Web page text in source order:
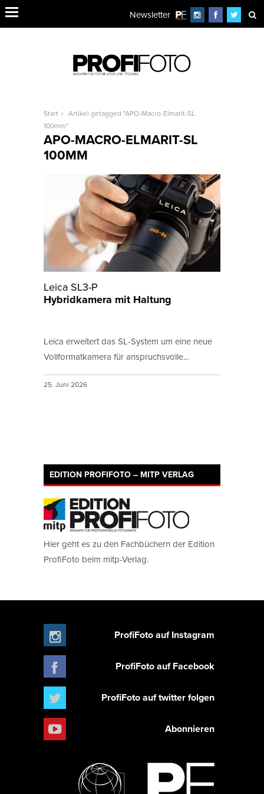
Newsletter
Start
Artikel getagged "APO-Macro-Elmarit-SL
100mm"
APO-MACRO-ELMARIT-SL
100MM
Leica SL3-P
Hybridkamera mit Haltung
Leica erweitert das SL-System um eine neue
Vollformatkamera für anspruchsvolle...
25. Juni 2026
EDITION PROFIFOTO – MITP VERLAG
Hier geht es zu den Fachbüchern der Edition
ProfiFoto beim mitp-Verlag.
ProfiFoto auf Instagram
ProfiFoto auf Facebook
ProfiFoto auf twitter folgen
Abonnieren